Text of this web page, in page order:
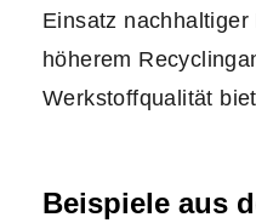
Einsatz
höherem
Werkstoffqualität
Beispiele aus